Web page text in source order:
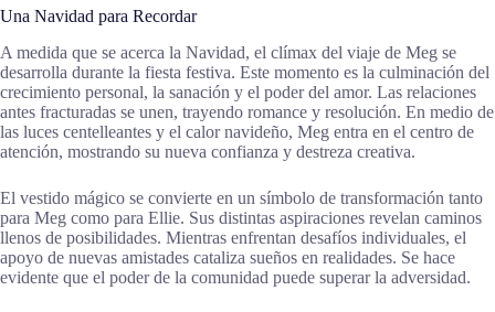
Una Navidad para Recordar
A medida que se acerca la Navidad, el clímax del viaje de Meg se
desarrolla durante la fiesta festiva. Este momento es la culminación del
crecimiento personal, la sanación y el poder del amor. Las relaciones
antes fracturadas se unen, trayendo romance y resolución. En medio de
las luces centelleantes y el calor navideño, Meg entra en el centro de
atención, mostrando su nueva confianza y destreza creativa.
El vestido mágico se convierte en un símbolo de transformación tanto
para Meg como para Ellie. Sus distintas aspiraciones revelan caminos
llenos de posibilidades. Mientras enfrentan desafíos individuales, el
apoyo de nuevas amistades cataliza sueños en realidades. Se hace
evidente que el poder de la comunidad puede superar la adversidad.